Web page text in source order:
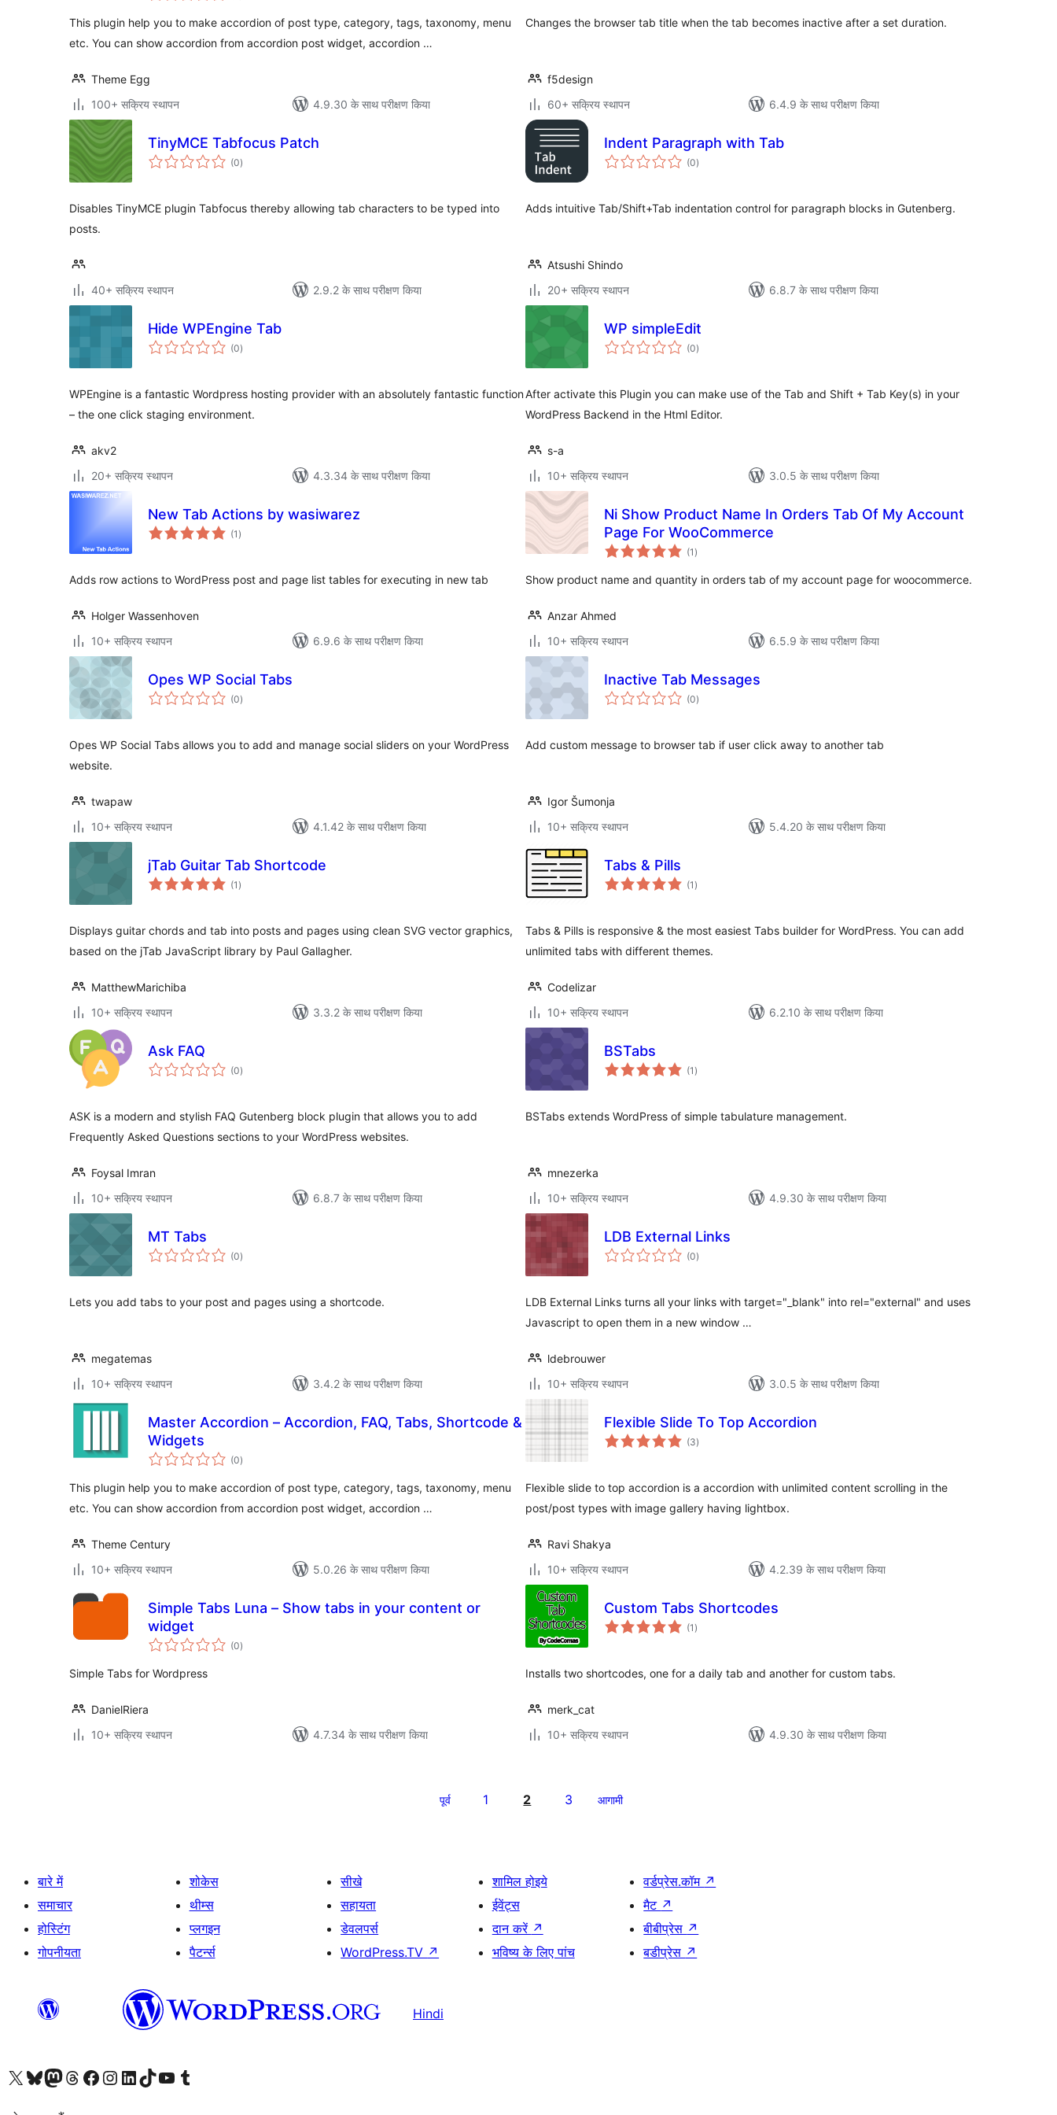
This plugin help you to make accordion of post type, category, tags, taxonomy, menu
etc. You can show accordion from accordion post widget, accordion …
Theme Egg
100+ सक्रिय स्थापन
4.9.30 के साथ परीक्षण किया
Changes the browser tab title when the tab becomes inactive after a set duration.
f5design
60+ सक्रिय स्थापन
6.4.9 के साथ परीक्षण किया
TinyMCE Tabfocus Patch
(0कुल
दर)
Disables TinyMCE plugin Tabfocus thereby allowing tab characters to be typed into
posts.
40+ सक्रिय स्थापन 2.9.2 के साथ परीक्षण किया
Indent Paragraph with Tab
(0कुल
दर)
Adds intuitive Tab/Shift+Tab indentation control for paragraph blocks in Gutenberg.
Atsushi Shindo
20+ सक्रिय स्थापन
6.8.7 के साथ परीक्षण किया
Hide WPEngine Tab
(0कुल
दर)
WPEngine is a fantastic Wordpress hosting provider with an absolutely fantastic function
– the one click staging environment.
akv2
20+ सक्रिय स्थापन
4.3.34 के साथ परीक्षण किया
WP simpleEdit
(0कुल
दर)
After activate this Plugin you can make use of the Tab and Shift + Tab Key(s) in your
WordPress Backend in the Html Editor.
s-a
10+ सक्रिय स्थापन
3.0.5 के साथ परीक्षण किया
New Tab Actions by wasiwarez
(1 कुल
दर)
Adds row actions to WordPress post and page list tables for executing in new tab
Holger Wassenhoven
10+ सक्रिय स्थापन
6.9.6 के साथ परीक्षण किया
Ni Show Product Name In Orders Tab Of My Account
Page For WooCommerce
(1 कुल
दर)
Show product name and quantity in orders tab of my account page for woocommerce.
Anzar Ahmed
10+ सक्रिय स्थापन
6.5.9 के साथ परीक्षण किया
Opes WP Social Tabs
(0कुल
दर)
Opes WP Social Tabs allows you to add and manage social sliders on your WordPress
website.
twapaw
10+ सक्रिय स्थापन
4.1.42 के साथ परीक्षण किया
Inactive Tab Messages
(0कुल
दर)
Add custom message to browser tab if user click away to another tab
Igor Šumonja
10+ सक्रिय स्थापन
5.4.20 के साथ परीक्षण किया
jTab Guitar Tab Shortcode
(1 कुल
दर)
Displays guitar chords and tab into posts and pages using clean SVG vector graphics,
based on the jTab JavaScript library by Paul Gallagher.
MatthewMarichiba
10+ सक्रिय स्थापन
3.3.2 के साथ परीक्षण किया
Tabs & Pills
(1 कुल
दर)
Tabs & Pills is responsive & the most easiest Tabs builder for WordPress. You can add
unlimited tabs with different themes.
Codelizar
10+ सक्रिय स्थापन
6.2.10 के साथ परीक्षण किया
Ask FAQ
(0कुल
दर)
ASK is a modern and stylish FAQ Gutenberg block plugin that allows you to add
Frequently Asked Questions sections to your WordPress websites.
Foysal Imran
10+ सक्रिय स्थापन
6.8.7 के साथ परीक्षण किया
BSTabs
(1 कुल
दर)
BSTabs extends WordPress of simple tabulature management.
mnezerka
10+ सक्रिय स्थापन
4.9.30 के साथ परीक्षण किया
MT Tabs
(0कुल
दर)
Lets you add tabs to your post and pages using a shortcode.
megatemas
10+ सक्रिय स्थापन
3.4.2 के साथ परीक्षण किया
LDB External Links
(0कुल
दर)
LDB External Links turns all your links with target="_blank" into rel="external" and uses
Javascript to open them in a new window …
ldebrouwer
10+ सक्रिय स्थापन
3.0.5 के साथ परीक्षण किया
Master Accordion – Accordion, FAQ, Tabs, Shortcode &
Widgets
(0कुल
दर)
This plugin help you to make accordion of post type, category, tags, taxonomy, menu
etc. You can show accordion from accordion post widget, accordion …
Theme Century
10+ सक्रिय स्थापन
5.0.26 के साथ परीक्षण किया
Flexible Slide To Top Accordion
(3कुल
दर)
Flexible slide to top accordion is a accordion with unlimited content scrolling in the
post/post types with image gallery having lightbox.
Ravi Shakya
10+ सक्रिय स्थापन
4.2.39 के साथ परीक्षण किया
Simple Tabs Luna – Show tabs in your content or
widget
(0कुल
दर)
Simple Tabs for Wordpress
DanielRiera
10+ सक्रिय स्थापन
4.7.34 के साथ परीक्षण किया
Custom Tabs Shortcodes
(1 कुल
दर)
Installs two shortcodes, one for a daily tab and another for custom tabs.
merk_cat
10+ सक्रिय स्थापन
4.9.30 के साथ परीक्षण किया
पूर्व 1 2 3 आगामी
बारे में
समाचार
होस्टिंग
गोपनीयता
शोकेस
थीम्स
प्लगइन
पैटर्न्स
सीखे
सहायता
डेवलपर्स
WordPress.TV ↗
शामिल होइये
ईवेंट्स
दान करें ↗
भविष्य के लिए पांच
वर्डप्रेस.कॉम ↗
मैट ↗
बीबीप्रेस ↗
बडीप्रेस ↗
Hindi
Visit our X (formerly Twitter) account
हमारे बलुस्की खाते पर जाएँVisit our Mastodon account
हमारे थ्रेड्स अकाउंट पर जाएंहमारे फेसबुक पेज पर जाएँहमारे इंस्टाग्राम अकाउंट पर जाएंहमारे लिंक्डइन खाते पर जाएँहमारे टिकटॉक खाते पर जाएँहमारे यूट्यूब चैनल पर जाएंहमारे Tumblr खाते पर जाएँ